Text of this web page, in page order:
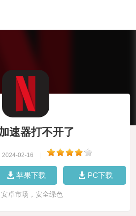
速器打不开了
2024-02-16
苹果下载 PC下载
安卓市场，安全绿色